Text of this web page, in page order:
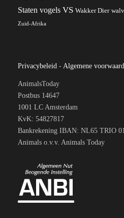
Staten vogels VS Wakker Dier
Zuid-Afrika
Privacybeleid - Algemene
AnimalsToday
Postbus 14647
1001 LC Amsterdam
KvK: 54827817
Bankrekening IBAN: NL65 TRIO
Animals o.v.v. Animals Today